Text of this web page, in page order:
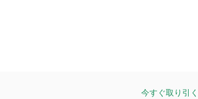
今すぐ取り引く